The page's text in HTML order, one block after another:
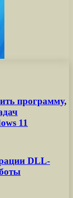
программу,
11
DLL-